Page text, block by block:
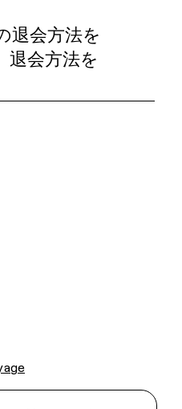
退会方法を
退会方法を